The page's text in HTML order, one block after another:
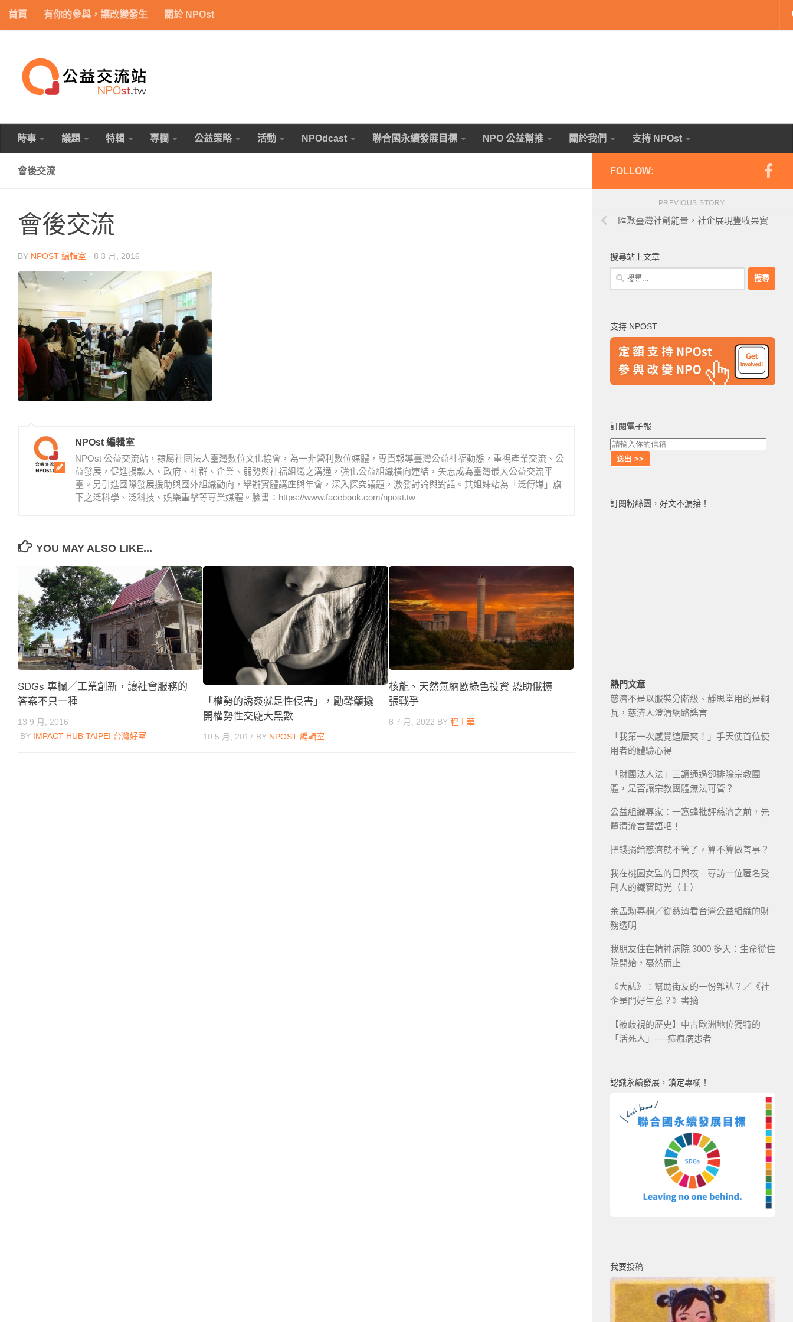
Skip to content
首頁 有你的參與，讓改變發生 關於 NPOst
時事 議題 特輯 專欄 公益策略 活動 NPOdcast 聯合國永續發展目標 NPO 公益幫推 關於我們 支持 NPOst
會後交流
會後交流
BY NPOST 編輯室 · 8 3 月, 2016
NPOst 編輯室
NPOst 公益交流站，隸屬社團法人臺灣數位文化協會，為一非營利數位媒體，專責報導臺灣公益社福動態，重視產業交流、公
益發展，促進捐款人、政府、社群、企業、弱勢與社福組織之溝通，強化公益組織橫向連結，矢志成為臺灣最大公益交流平
臺。另引進國際發展援助與國外組織動向，舉辦實體講座與年會，深入探究議題，激發討論與對話。其姐妹站為「泛傳媒」旗
下之泛科學、泛科技、娛樂重擊等專業媒體。臉書：https://www.facebook.com/npost.tw
YOU MAY ALSO LIKE...
SDGs 專欄／工業創新，讓社會服務的
答案不只一種
13 9 月, 2016
BY IMPACT HUB TAIPEI 台灣好室
「權勢的誘姦就是性侵害」，勵馨籲撬
開權勢性交龐大黑數
10 5 月, 2017 BY NPOST 編輯室
核能、天然氣納歐綠色投資 恐助俄擴
張戰爭
8 7 月, 2022 BY 程士華
FOLLOW:
PREVIOUS STORY
匯聚臺灣社創能量，社企展現豐收果實
搜尋站上文章
搜
尋
字:
支持 NPOST
訂閱電子報
訂閱粉絲團，好文不漏接！
熱門文章
慈濟不是以服裝分階級、靜思堂用的是銅
瓦，慈濟人澄清網路謠言
「我第一次感覺這麼爽！」手天使首位使
用者的體驗心得
「財團法人法」三讀通過卻排除宗教團
體，是否讓宗教團體無法可管？
公益組織專家：一窩蜂批評慈濟之前，先
釐清流言蜚語吧！
把錢捐給慈濟就不管了，算不算做善事？
我在桃園女監的日與夜－專訪一位匿名受
刑人的鐵窗時光（上）
余孟勳專欄／從慈濟看台灣公益組織的財
務透明
我朋友住在精神病院 3000 多天：生命從住
院開始，戞然而止
《大誌》：幫助街友的一份雜誌？／《社
企是門好生意？》書摘
【被歧視的歷史】中古歐洲地位獨特的
「活死人」──痲瘋病患者
認識永續發展，鎖定專欄！
我要投稿